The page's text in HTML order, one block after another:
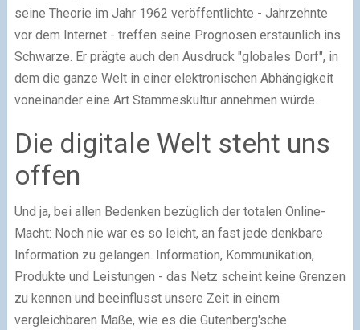
seine Theorie im Jahr 1962 veröffentlichte - Jahrzehnte
vor dem Internet - treffen seine Prognosen erstaunlich ins
Schwarze. Er prägte auch den Ausdruck "globales Dorf", in
dem die ganze Welt in einer elektronischen Abhängigkeit
voneinander eine Art Stammeskultur annehmen würde.
Die digitale Welt steht uns
offen
Und ja, bei allen Bedenken bezüglich der totalen Online-
Macht: Noch nie war es so leicht, an fast jede denkbare
Information zu gelangen. Information, Kommunikation,
Produkte und Leistungen - das Netz scheint keine Grenzen
zu kennen und beeinflusst unsere Zeit in einem
vergleichbaren Maße, wie es die Gutenberg'sche